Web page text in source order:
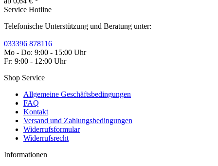
Service Hotline
Telefonische Unterstützung und Beratung unter:
033396 878116
Mo - Do: 9:00 - 15:00 Uhr
Fr: 9:00 - 12:00 Uhr
Shop Service
Allgemeine Geschäftsbedingungen
FAQ
Kontakt
Versand und Zahlungsbedingungen
Widerrufsformular
Widerrufsrecht
Informationen